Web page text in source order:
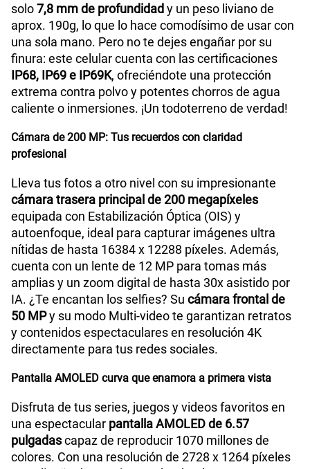
solo7,8 mm de profundidady un peso liviano de
aprox. 190g, lo que lo hace comodísimo de usar con
una sola mano. Pero no te dejes engañar por su
finura: este celular cuenta con las certificaciones
IP68, IP69 e IP69K, ofreciéndote una protección
extrema contra polvo y potentes chorros de agua
caliente o inmersiones. ¡Un todoterreno de verdad!
Cámara de 200 MP: Tus recuerdos con claridad
profesional
Lleva tus fotos a otro nivel con su impresionante
cámara trasera principal de 200 megapíxeles
equipada con Estabilización Óptica (OIS) y
autoenfoque, ideal para capturar imágenes ultra
nítidas de hasta 16384 x 12288 píxeles. Además,
cuenta con un lente de 12 MP para tomas más
amplias y un zoom digital de hasta 30x asistido por
IA. ¿Te encantan los selfies? Su cámara frontal de
50 MPy su modo Multi-video te garantizan retratos
y contenidos espectaculares en resolución 4K
directamente para tus redes sociales.
Pantalla AMOLED curva que enamora a primera vista
Disfruta de tus series, juegos y videos favoritos en
una espectacular pantalla AMOLED de 6.57
pulgadascapaz de reproducir 1070 millones de
colores. Con una resolución de 2728 x 1264 píxeles